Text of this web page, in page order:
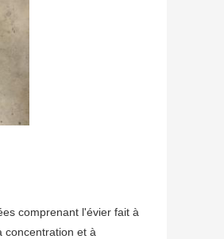
comprenant l'évier fait à
concentration et à